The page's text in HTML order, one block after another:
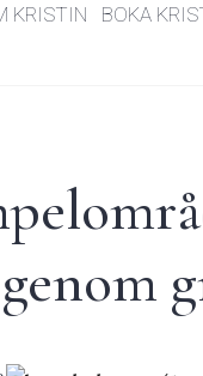
KRISTIN BOKA